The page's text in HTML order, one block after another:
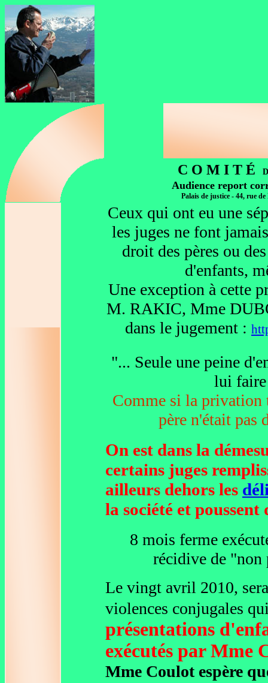
C O M I T É
Audience report
Palais de justice - 44, rue
Ceux qui ont eu une
les juges ne font
droit des pères ou
d'enfants,
Une exception à cette
M. RAKIC, Mme
dans le jugement :
"... Seule une peine
lui faire
Comme si la privation
père n'était pas
On est dans la
certains juges
ailleurs dehors les
la société et poussent
8 mois ferme
récidive de
Le vingt avril 2010,
violences conjugales
présentations
exécutés par Mme
Mme Coulot espère